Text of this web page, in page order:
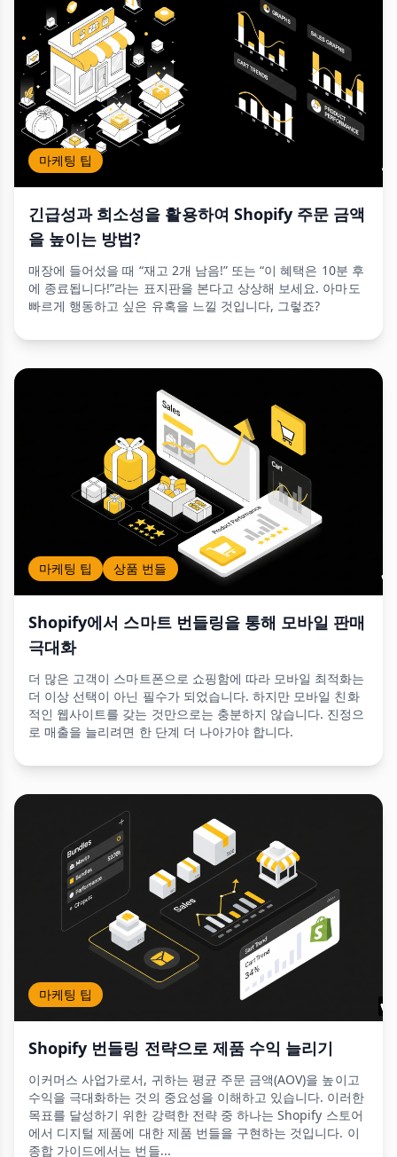
마케팅 팁
긴급성과 희소성을 활용하여 Shopify 주문 금액
을 높이는 방법?
매장에 들어섰을 때 “재고 2개 남음!” 또는 “이 혜택은 10분 후
에 종료됩니다!”라는 표지판을 본다고 상상해 보세요. 아마도
빠르게 행동하고 싶은 유혹을 느낄 것입니다, 그렇죠?
마케팅 팁 상품 번들
Shopify에서 스마트 번들링을 통해 모바일 판매
극대화
더 많은 고객이 스마트폰으로 쇼핑함에 따라 모바일 최적화는
더 이상 선택이 아닌 필수가 되었습니다. 하지만 모바일 친화
적인 웹사이트를 갖는 것만으로는 충분하지 않습니다. 진정으
로 매출을 늘리려면 한 단계 더 나아가야 합니다.
마케팅 팁
Shopify 번들링 전략으로 제품 수익 늘리기
이커머스 사업가로서, 귀하는 평균 주문 금액(AOV)을 높이고
수익을 극대화하는 것의 중요성을 이해하고 있습니다. 이러한
목표를 달성하기 위한 강력한 전략 중 하나는 Shopify 스토어
에서 디지털 제품에 대한 제품 번들을 구현하는 것입니다. 이
종합 가이드에서는 번들...